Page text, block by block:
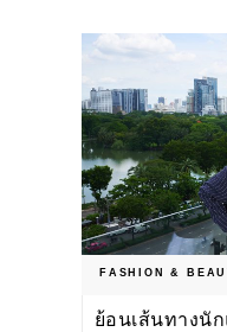
FASHION &
ย้อนเส้นทางนัก